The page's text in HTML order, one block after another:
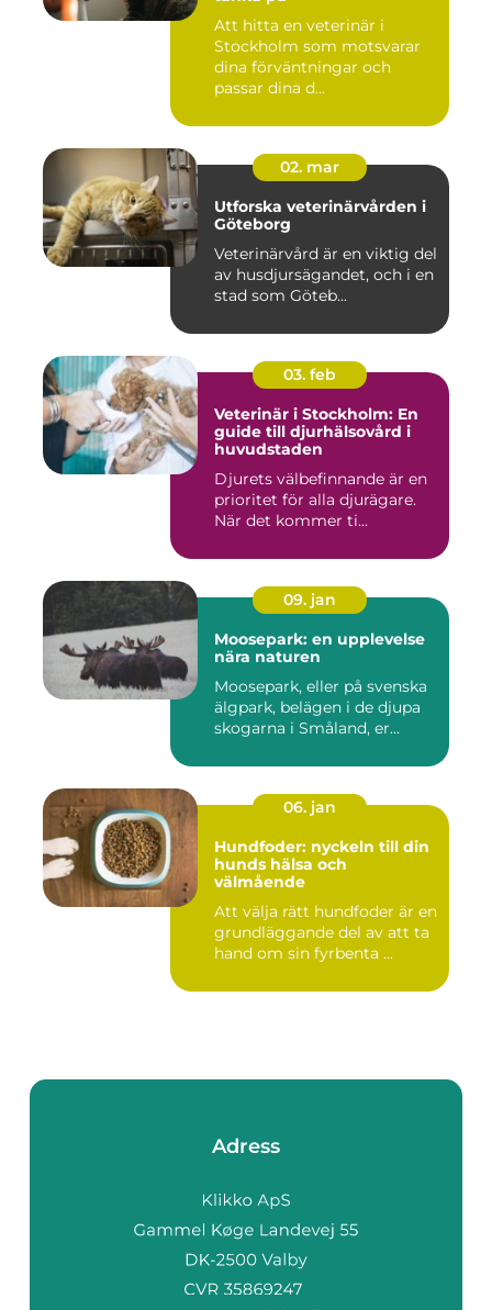
Att hitta en veterinär i
Stockholm som motsvarar
dina förväntningar och
passar dina d...
02. mar
Utforska veterinärvården i
Göteborg
Veterinärvård är en viktig del
av husdjursägandet, och i en
stad som Göteb...
03. feb
Veterinär i Stockholm: En
guide till djurhälsovård i
huvudstaden
Djurets välbefinnande är en
prioritet för alla djurägare.
När det kommer ti...
09. jan
Moosepark: en upplevelse
nära naturen
Moosepark, eller på svenska
älgpark, belägen i de djupa
skogarna i Småland, er...
06. jan
Hundfoder: nyckeln till din
hunds hälsa och
välmående
Att välja rätt hundfoder är en
grundläggande del av att ta
hand om sin fyrbenta ...
Adress